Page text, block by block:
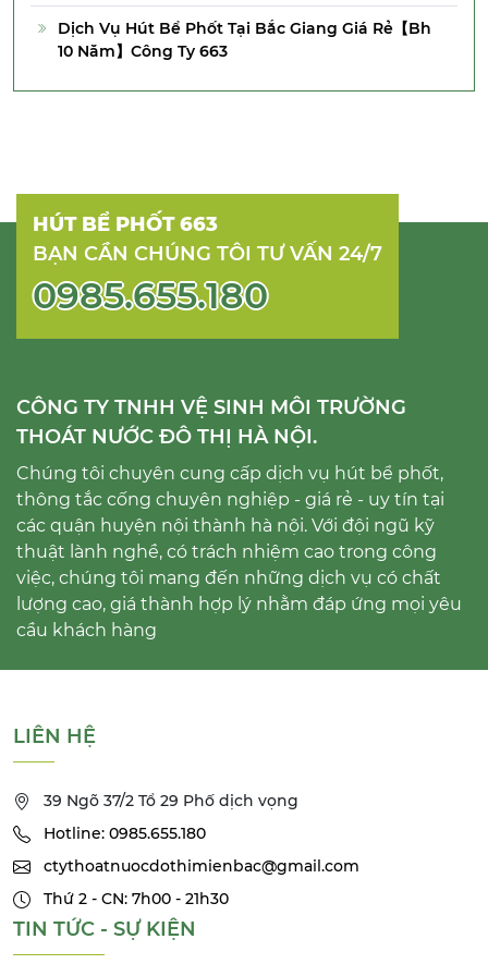
Dịch Vụ Hút Bể Phốt Tại Bắc Giang Giá Rẻ【Bh
10 Năm】Công Ty 663
HÚT BỂ PHỐT 663
BẠN CẦN CHÚNG TÔI TƯ VẤN 24/7
0985.655.180
CÔNG TY TNHH VỆ SINH MÔI TRƯỜNG
THOÁT NƯỚC ĐÔ THỊ HÀ NỘI.
Chúng tôi chuyên cung cấp dịch vụ hút bể phốt,
thông tắc cống chuyên nghiệp - giá rẻ - uy tín tại
các quận huyện nội thành hà nội. Với đội ngũ kỹ
thuật lành nghề, có trách nhiệm cao trong công
việc, chúng tôi mang đến những dịch vụ có chất
lượng cao, giá thành hợp lý nhằm đáp ứng mọi yêu
cầu khách hàng
LIÊN HỆ
39 Ngõ 37/2 Tổ 29 Phố dịch vọng
Hotline: 0985.655.180
ctythoatnuocdothimienbac@gmail.com
Thứ 2 - CN: 7h00 - 21h30
TIN TỨC - SỰ KIỆN